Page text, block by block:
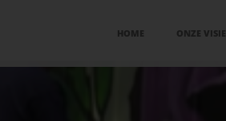
HOME ONZE VISIE